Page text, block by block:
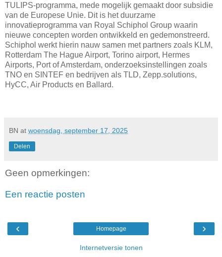
TULIPS-programma, mede mogelijk gemaakt door subsidie
van de Europese Unie. Dit is het duurzame
innovatieprogramma van Royal Schiphol Group waarin
nieuwe concepten worden ontwikkeld en gedemonstreerd.
Schiphol werkt hierin nauw samen met partners zoals KLM,
Rotterdam The Hague Airport, Torino airport, Hermes
Airports, Port of Amsterdam, onderzoeksinstellingen zoals
TNO en SINTEF en bedrijven als TLD, Zepp.solutions,
HyCC, Air Products en Ballard.
BN at woensdag, september 17, 2025
Delen
Geen opmerkingen:
Een reactie posten
‹ ›
Homepage
Internetversie tonen